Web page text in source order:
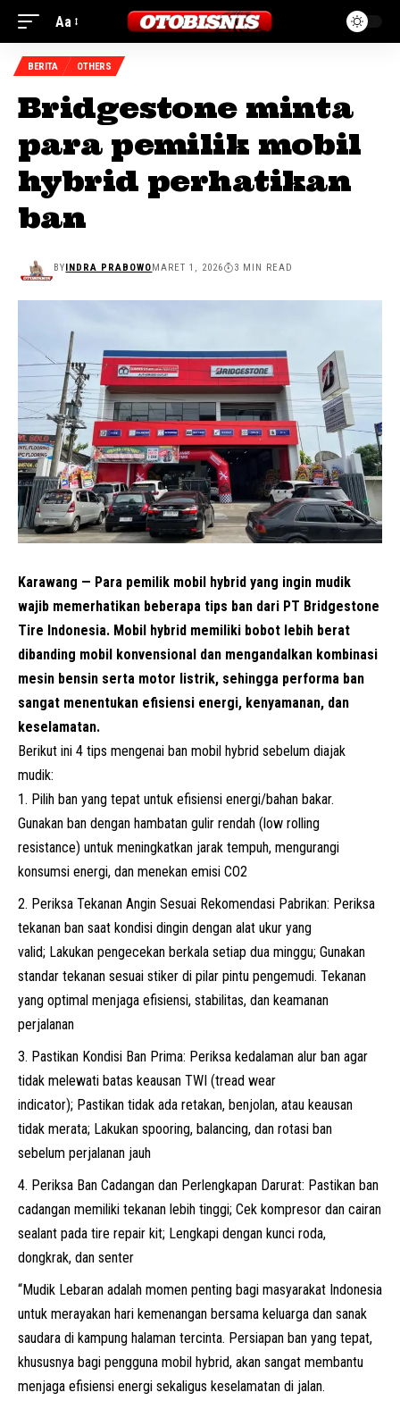
Aa
BERITA OTHERS
Bridgestone minta
para pemilik mobil
hybrid perhatikan
ban
BYINDRA PRABOWOMARET 1, 2026 3 MIN READ
Karawang — Para pemilik mobil hybrid yang ingin mudik
wajib memerhatikan beberapa tips ban dari PT Bridgestone
Tire Indonesia. Mobil hybrid memiliki bobot lebih berat
dibanding mobil konvensional dan mengandalkan kombinasi
mesin bensin serta motor listrik, sehingga performa ban
sangat menentukan efisiensi energi, kenyamanan, dan
keselamatan.
Berikut ini 4 tips mengenai ban mobil hybrid sebelum diajak
mudik:
Pilih ban yang tepat untuk efisiensi energi/bahan bakar.
Gunakan ban dengan hambatan gulir rendah (low rolling
resistance) untuk meningkatkan jarak tempuh, mengurangi
konsumsi energi, dan menekan emisi CO2
Periksa Tekanan Angin Sesuai Rekomendasi Pabrikan: Periksa
tekanan ban saat kondisi dingin dengan alat ukur yang
valid; Lakukan pengecekan berkala setiap dua minggu; Gunakan
standar tekanan sesuai stiker di pilar pintu pengemudi. Tekanan
yang optimal menjaga efisiensi, stabilitas, dan keamanan
perjalanan
Pastikan Kondisi Ban Prima: Periksa kedalaman alur ban agar
tidak melewati batas keausan TWI (tread wear
indicator); Pastikan tidak ada retakan, benjolan, atau keausan
tidak merata; Lakukan spooring, balancing, dan rotasi ban
sebelum perjalanan jauh
Periksa Ban Cadangan dan Perlengkapan Darurat: Pastikan ban
cadangan memiliki tekanan lebih tinggi; Cek kompresor dan cairan
sealant pada tire repair kit; Lengkapi dengan kunci roda,
dongkrak, dan senter
“Mudik Lebaran adalah momen penting bagi masyarakat Indonesia
untuk merayakan hari kemenangan bersama keluarga dan sanak
saudara di kampung halaman tercinta. Persiapan ban yang tepat,
khususnya bagi pengguna mobil hybrid, akan sangat membantu
menjaga efisiensi energi sekaligus keselamatan di jalan.